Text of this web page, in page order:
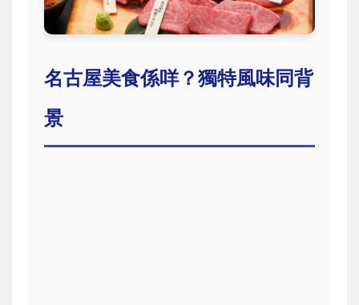
名古屋美食係咩？獨特風味同背
景